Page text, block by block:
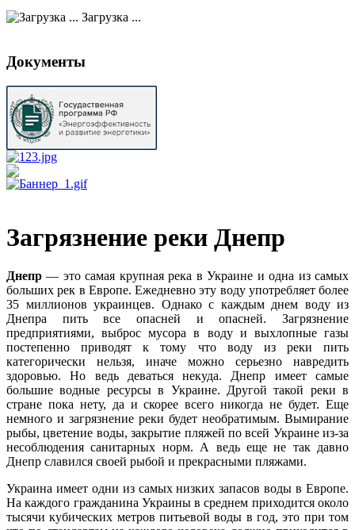
Загрузка ...
Документы
Загрязнение реки Днепр
Днепр — это самая крупная река в Украине и одна из самых
больших рек в Европе. Ежедневно эту воду употребляет более
35 миллионов украинцев. Однако с каждым днем воду из
Днепра пить все опасней и опасней. Загрязнение
предприятиями, выброс мусора в воду и выхлопные газы
постепенно приводят к тому что воду из реки пить
категорически нельзя, иначе можно серьезно навредить
здоровью. Но ведь деваться некуда. Днепр имеет самые
большие водные ресурсы в Украине. Другой такой реки в
стране пока нету, да и скорее всего никогда не будет. Еще
немного и загрязнение реки будет необратимым. Вымирание
рыбы, цветение воды, закрытие пляжей по всей Украине из-за
несоблюдения санитарных норм. А ведь еще не так давно
Днепр славился своей рыбой и прекрасными пляжами.
Украина имеет одни из самых низких запасов воды в Европе.
На каждого гражданина Украины в среднем приходится около
тысячи кубических метров питьевой воды в год, это при том